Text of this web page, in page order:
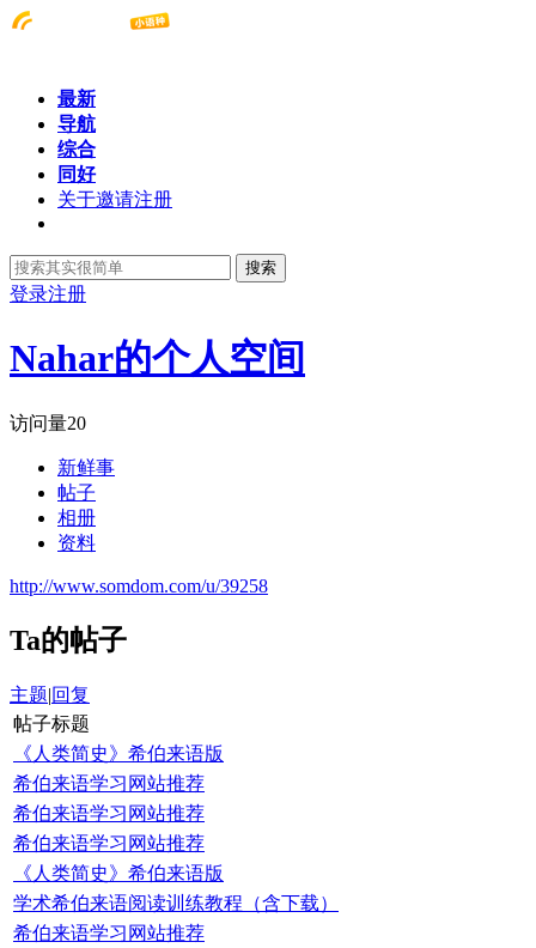
最新
导航
综合
同好
关于邀请注册
搜索
登录注册
Nahar的个人空间
访问量20
新鲜事
帖子
相册
资料
http://www.somdom.com/u/39258
Ta的帖子
主题|回复
帖子标题
《人类简史》希伯来语版
希伯来语学习网站推荐
希伯来语学习网站推荐
希伯来语学习网站推荐
《人类简史》希伯来语版
学术希伯来语阅读训练教程（含下载）
希伯来语学习网站推荐